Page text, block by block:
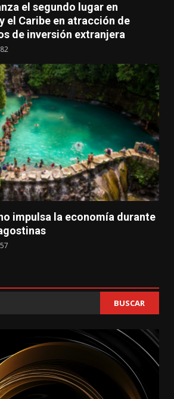
el segundo lugar en
el Caribe en atracción de
de inversión extranjera
impulsa la economía durante
BUSCAR